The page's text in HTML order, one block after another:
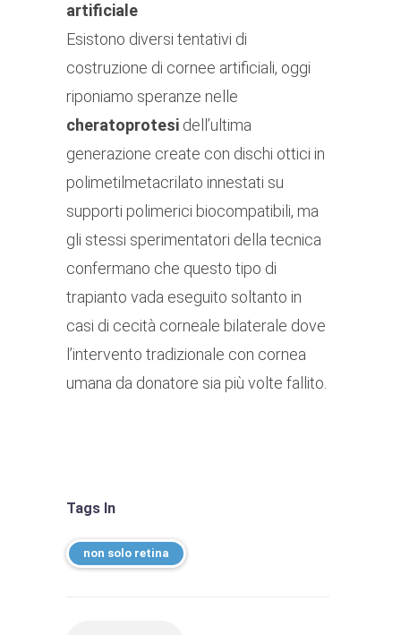
artificiale
Esistono diversi tentativi di
costruzione di cornee artificiali, oggi
riponiamo speranze nelle
cheratoprotesi dell’ultima
generazione create con dischi ottici in
polimetilmetacrilato innestati su
supporti polimerici biocompatibili, ma
gli stessi sperimentatori della tecnica
confermano che questo tipo di
trapianto vada eseguito soltanto in
casi di cecità corneale bilaterale dove
l’intervento tradizionale con cornea
umana da donatore sia più volte fallito.
Tags In
non solo retina